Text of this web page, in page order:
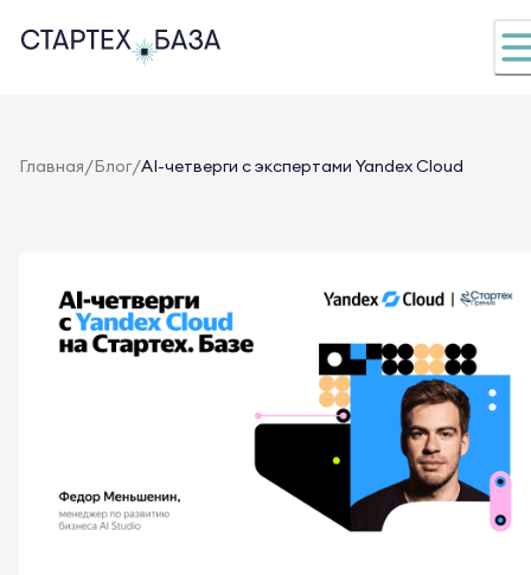
Главная/Блог/AI-четверги с экспертами Yandex Cloud